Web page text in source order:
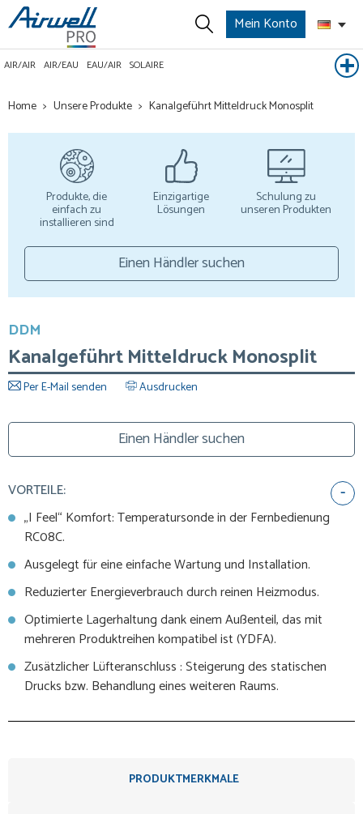
Mein Konto
AIR/AIR AIR/EAU EAU/AIR SOLAIRE
Home Unsere Produkte Kanalgeführt Mitteldruck Monosplit
Produkte, die
einfach zu
installieren sind
Einzigartige
Lösungen
Schulung zu
unseren Produkten
Einen Händler suchen
DDM
Kanalgeführt Mitteldruck Monosplit
Per E-Mail senden Ausdrucken
Einen Händler suchen
VORTEILE:
„I Feel“ Komfort: Temperatursonde in der Fernbedienung
RC08C.
Ausgelegt für eine einfache Wartung und Installation.
Reduzierter Energieverbrauch durch reinen Heizmodus.
Optimierte Lagerhaltung dank einem Außenteil, das mit
mehreren Produktreihen kompatibel ist (YDFA).
Zusätzlicher Lüfteranschluss : Steigerung des statischen
Drucks bzw. Behandlung eines weiteren Raums.
PRODUKTMERKMALE